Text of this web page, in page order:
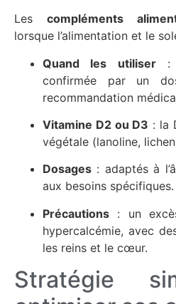
Les compléments
lorsque l’alimentation et le
Quand les utiliser:
confirmée par un
recommandation
Vitamine D2 ou D3 : la
végétale (lanoline,
Dosages : adaptés à
aux besoins spécifiques.
Précautions : un
hypercalcémie, avec
les reins et le cœur.
Stratégie